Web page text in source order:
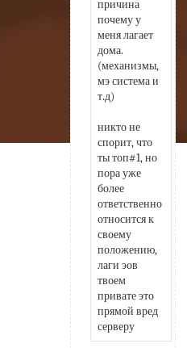
причина
почему у
меня лагает
дома.
(механизмы,
мэ система и
т.д)
никто не
спорит, что
ты топ#1, но
пора уже
более
ответственно
относится к
своему
положению,
лаги эов
твоем
привате это
прямой вред
серверу